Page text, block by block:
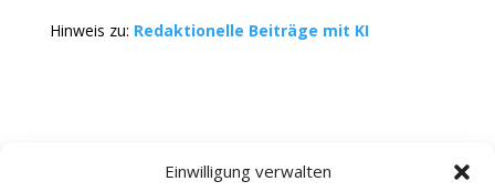
Einwilligung verwalten
Hinweis zu: Redaktionelle Beiträge mit KI